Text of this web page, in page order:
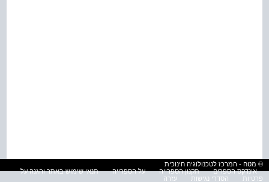
© מטח - המרכז לטכנולוגיה חינוכית
אינדקס הספרים
תקנון הספרייה על הספרייה
תנאי שימוש באתר והגנה על
פרטיות
הסדרי נגישות עזרה